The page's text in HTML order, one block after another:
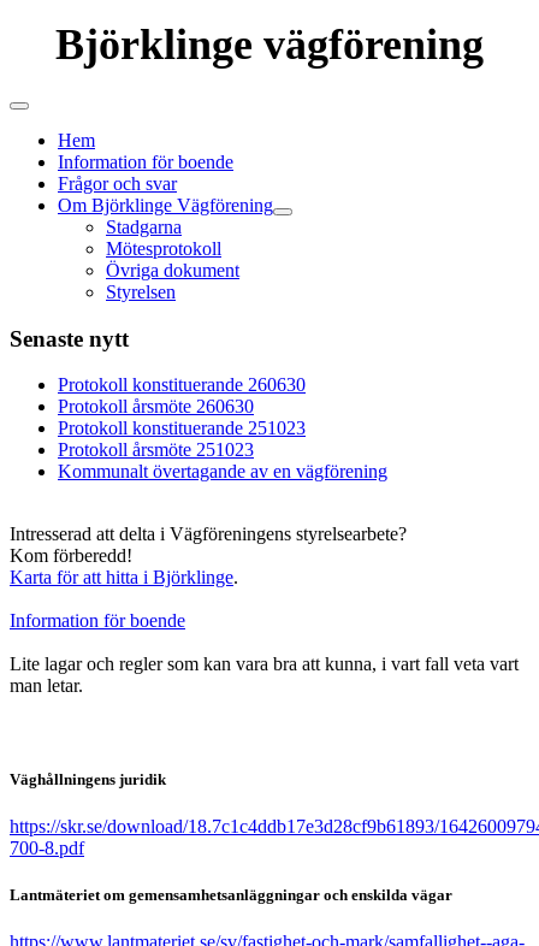
Björklinge vägförening
Hem
Information för boende
Frågor och svar
Om Björklinge Vägförening
Stadgarna
Mötesprotokoll
Övriga dokument
Styrelsen
Senaste nytt
Protokoll konstituerande 260630
Protokoll årsmöte 260630
Protokoll konstituerande 251023
Protokoll årsmöte 251023
Kommunalt övertagande av en vägförening
Intresserad att delta i Vägföreningens styrelsearbete?
Kom förberedd!
Karta för att hitta i Björklinge.
Information för boende
Lite lagar och regler som kan vara bra att kunna, i vart fall veta vart
man letar.
Väghållningens juridik
https://skr.se/download/18.7c1c4ddb17e3d28cf9b61893/
700-8.pdf
Lantmäteriet om gemensamhetsanläggningar och enskilda vägar